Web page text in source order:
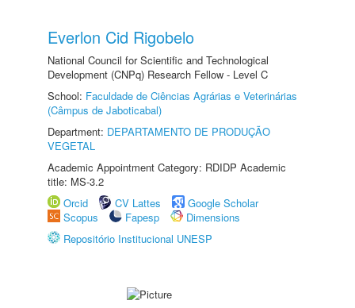
Everlon Cid Rigobelo
National Council for Scientific and Technological
Development (CNPq) Research Fellow - Level C
School: Faculdade de Ciências Agrárias e Veterinárias
(Câmpus de Jaboticabal)
Department: DEPARTAMENTO DE PRODUÇÃO
VEGETAL
Academic Appointment Category: RDIDP Academic
title: MS-3.2
Orcid
CV Lattes
Google Scholar
Scopus
Fapesp
Dimensions
Repositório Institucional UNESP